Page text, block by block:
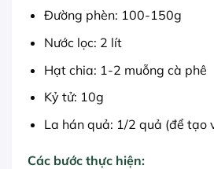
Đường phèn: 100-150g
Nước lọc: 2 lít
Hạt chia: 1-2 muỗng cà phê
Kỷ tử: 10g
La hán quả: 1/2 quả (để tạo
Các bước thực hiện: